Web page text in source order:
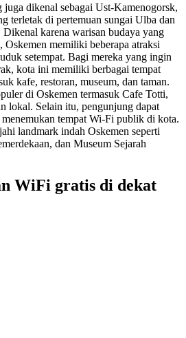
juga dikenal sebagai Ust-Kamenogorsk,
terletak di pertemuan sungai Ulba dan
karena warisan budaya yang
Oskemen memiliki beberapa atraksi
setempat. Bagi mereka yang ingin
kota ini memiliki berbagai tempat
kafe, restoran, museum, dan taman.
di Oskemen termasuk Cafe Totti,
lokal. Selain itu, pengunjung dapat
tempat Wi-Fi publik di kota.
landmark indah Oskemen seperti
dan Museum Sejarah
WiFi gratis di dekat